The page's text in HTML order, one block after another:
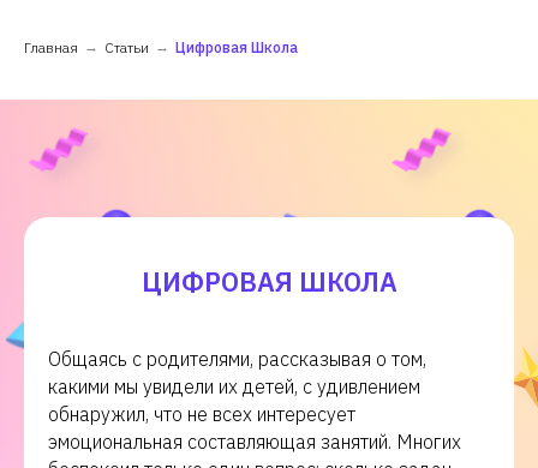
Главная → Статьи → Цифровая Школа
ЦИФРОВАЯ ШКОЛА
Общаясь с родителями, рассказывая о том,
какими мы увидели их детей, с удивлением
обнаружил, что не всех интересует
эмоциональная составляющая занятий. Многих